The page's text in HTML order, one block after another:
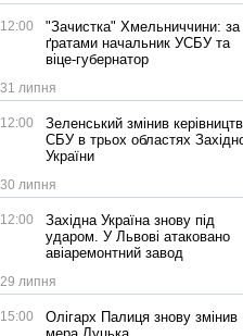
12:00
"Зачистка" Хмельниччини: за
ґратами начальник УСБУ та
віце-губернатор
31 липня
12:00
Зеленський змінив
СБУ в трьох областях
України
30 липня
12:00
Західна Україна знову під
ударом. У Львові атаковано
авіаремонтний завод
29 липня
15:00
Олігарх Палиця знову змінив